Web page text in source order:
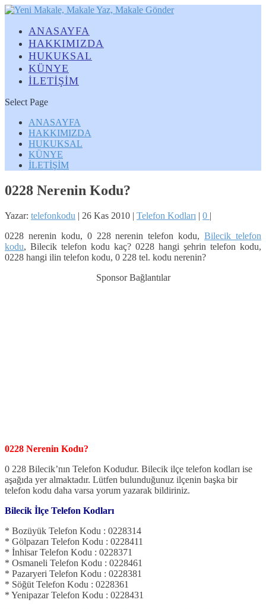
ANASAYFA
HAKKIMIZDA
HUKUKSAL
KÜNYE
İLETİŞİM
Select Page
ANASAYFA
HAKKIMIZDA
HUKUKSAL
KÜNYE
İLETİŞİM
0228 Nerenin Kodu?
Yazar: telefonkodu | 26 Kas 2010 | Telefon Kodları | 0 |
0228 nerenin kodu, 0 228 nerenin telefon kodu,Bilecik telefon
kodu, Bilecik telefon kodu kaç? 0228 hangi şehrin telefon kodu,
0228 hangi ilin telefon kodu, 0 228 tel. kodu nerenin?
Sponsor Bağlantılar
0228 Nerenin Kodu?
0 228 Bilecik’nın Telefon Kodudur. Bilecik ilçe telefon kodları ise
aşağıda yer almaktadır. Lütfen bulunduğunuz ilçenin başka bir
telefon kodu daha varsa yorum yazarak bildiriniz.
Bilecik İlçe Telefon Kodları
* Bozüyük Telefon Kodu : 0228314
* Gölpazarı Telefon Kodu : 0228411
* İnhisar Telefon Kodu : 0228371
* Osmaneli Telefon Kodu : 0228461
* Pazaryeri Telefon Kodu : 0228381
* Söğüt Telefon Kodu : 0228361
* Yenipazar Telefon Kodu : 0228431